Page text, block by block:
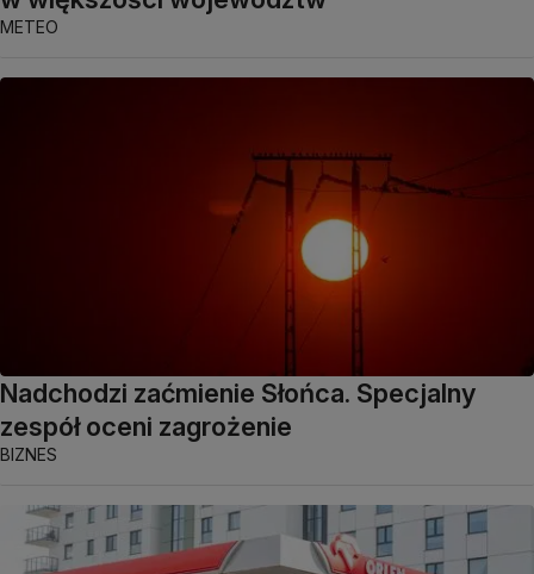
METEO
Nadchodzi zaćmienie Słońca. Specjalny
zespół oceni zagrożenie
BIZNES